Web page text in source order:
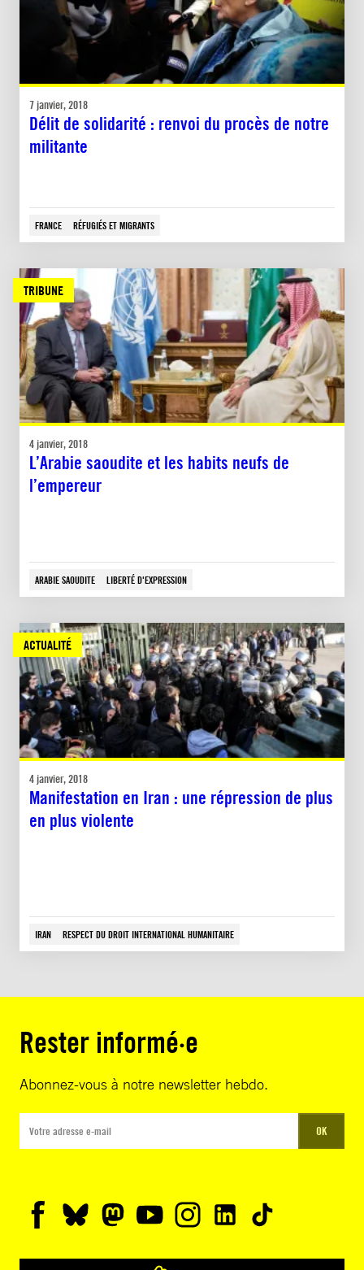
7 janvier, 2018
Délit de solidarité : renvoi du procès de notre
militante
FRANCE RÉFUGIÉS ET MIGRANTS
TRIBUNE
4 janvier, 2018
L’Arabie saoudite et les habits neufs de
l’empereur
ARABIE SAOUDITE LIBERTÉ D'EXPRESSION
ACTUALITÉ
4 janvier, 2018
Manifestation en Iran : une répression de plus
en plus violente
IRAN RESPECT DU DROIT INTERNATIONAL HUMANITAIRE
Rester informé·e
Abonnez-vous à notre newsletter hebdo.
OK